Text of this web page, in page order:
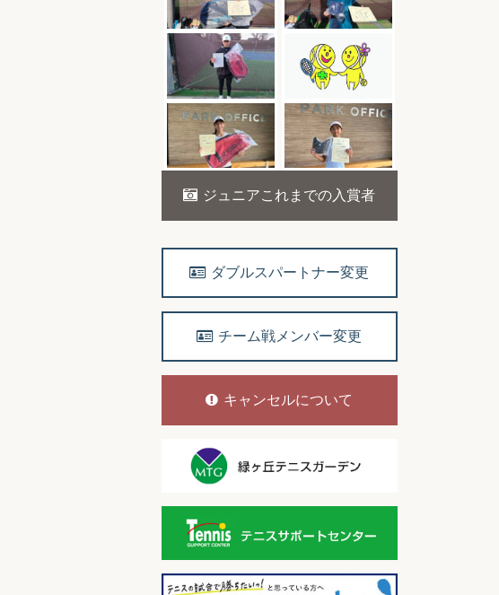
ジュニアこれまでの入賞者
ダブルスパートナー変更
チーム戦メンバー変更
キャンセルについて